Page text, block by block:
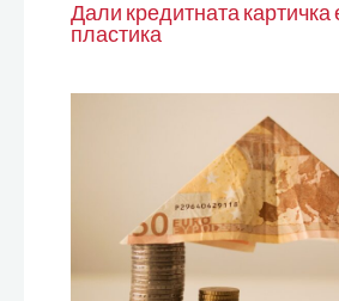
Дали кредитната картичка
пластика